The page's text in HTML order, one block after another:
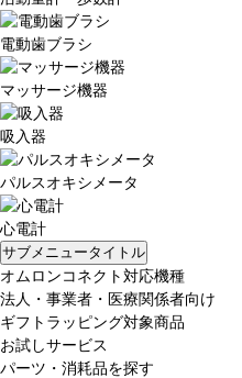
電動歯ブラシ
マッサージ機器
吸入器
パルスオキシメータ
心電計
サブメニュータイトル
オムロンコネクト対応機種
法人・事業者・医療関係者向け
ギフトラッピング対象商品
お試しサービス
パーツ・消耗品を探す